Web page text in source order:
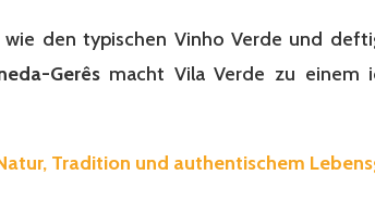
den typischen Vinho Verde und
Gerêsmacht Vila Verde zu einem
Tradition und authentischem